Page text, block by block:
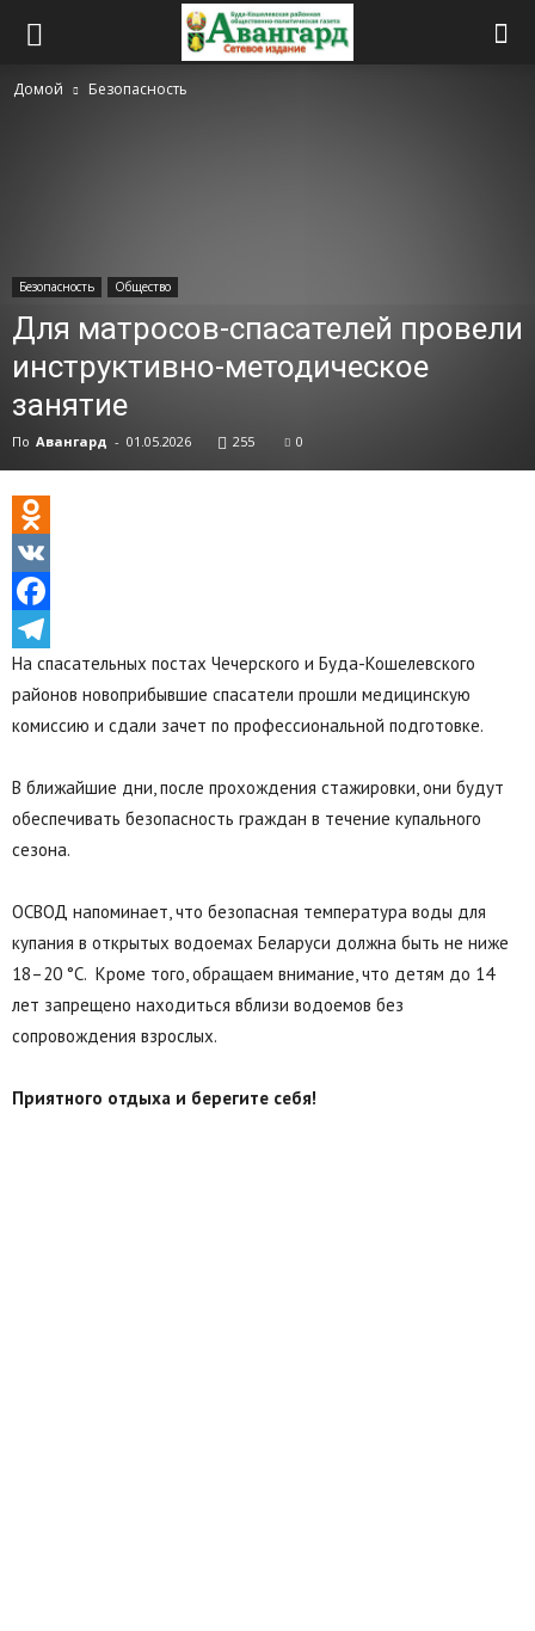
Домой Безопасность
Безопасность Общество
Для матросов-спасателей провели
инструктивно-методическое
занятие
По Авангард - 01.05.2026 255 0
Odnoklassniki
VK
Facebook
Telegram
На спасательных постах Чечерского и Буда-Кошелевского
районов новоприбывшие спасатели прошли медицинскую
комиссию и сдали зачет по профессиональной подготовке.
В ближайшие дни, после прохождения стажировки, они будут
обеспечивать безопасность граждан в течение купального
сезона.
ОСВОД напоминает, что безопасная температура воды для
купания в открытых водоемах Беларуси должна быть не ниже
18–20 °C. Кроме того, обращаем внимание, что детям до 14
лет запрещено находиться вблизи водоемов без
сопровождения взрослых.
Приятного отдыха и берегите себя!